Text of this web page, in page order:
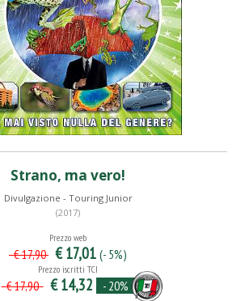
Strano, ma vero!
Divulgazione - Touring Junior
(2017)
Prezzo web
€ 17,90 € 17,01 (- 5%)
Prezzo iscritti TCI
€ 17,90 € 14,32 - 20%